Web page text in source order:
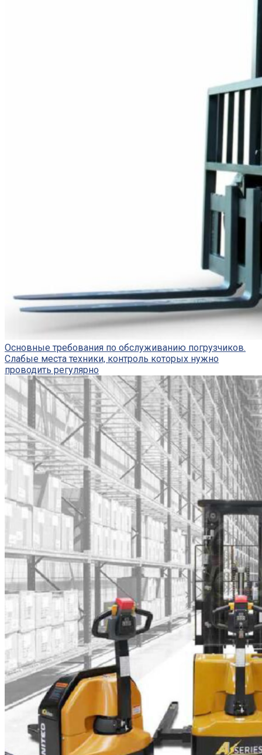
Основные требования по обслуживанию погрузчиков.
Слабые места техники, контроль которых нужно
проводить регулярно